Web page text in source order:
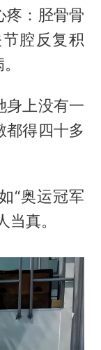
疼：胫骨骨
腔反复积
身上没有一
都得四十多
“奥运冠军
真。